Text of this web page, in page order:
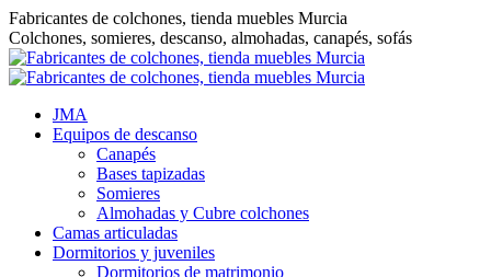
Saltar
al
contenido
Fabricantes de colchones, tienda muebles Murcia
Colchones, somieres, descanso, almohadas, canapés, sofás
JMA
Equipos de descanso
Canapés
Bases tapizadas
Somieres
Almohadas y Cubre colchones
Camas articuladas
Dormitorios y juveniles
Dormitorios de matrimonio